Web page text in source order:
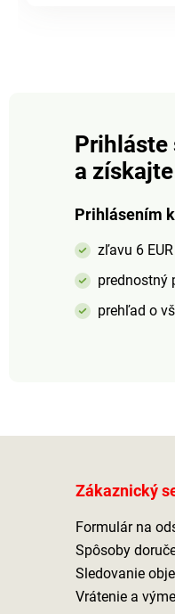
Prihláste
a
Prihlásením
zľavu 6
prednostný
prehľad o
Zákaznický
Formulár na
Spôsoby
Sledovanie
Vrátenie a